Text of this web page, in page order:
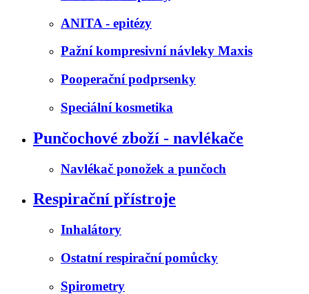
ANITA - epitézy
Pažní kompresivní návleky Maxis
Pooperační podprsenky
Speciální kosmetika
Punčochové zboží - navlékače
Navlékač ponožek a punčoch
Respirační přístroje
Inhalátory
Ostatní respirační pomůcky
Spirometry